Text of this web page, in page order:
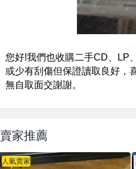
賣家推薦
人氣賣家